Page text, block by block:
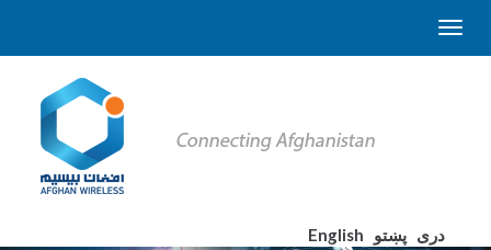
English دری پښتو